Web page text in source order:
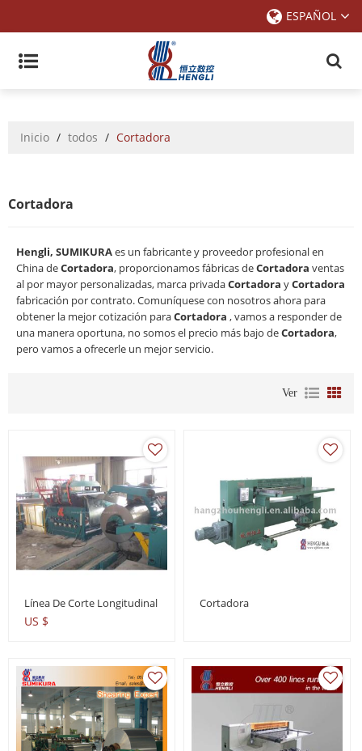
ESPAÑOL
Inicio / todos / Cortadora
Cortadora
Hengli, SUMIKURAes un fabricante y proveedor profesional en
China deCortadora, proporcionamos fábricas deCortadora ventas
al por mayor personalizadas, marca privadaCortadora yCortadora
fabricación por contrato. Comuníquese con nosotros ahora para
obtener la mejor cotización paraCortadora , vamos a responder de
una manera oportuna, no somos el precio más bajo deCortadora,
pero vamos a ofrecerle un mejor servicio.
Ver
Línea De Corte Longitudinal
US $
Cortadora